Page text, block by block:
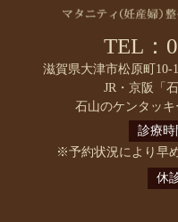
TEL：
滋賀県大津市松原町10-
JR・京阪「
石山のケンタッ
診療時
※予約状況により早
休